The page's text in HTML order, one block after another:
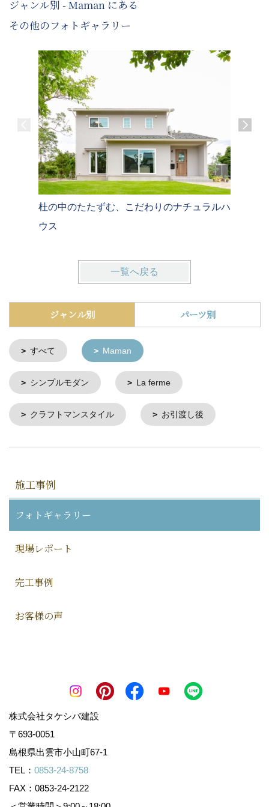
ジャンル別 - Maman にある
その他のフォトギャラリー
杜の中のたたずむ、こだわりのナチュラルハ
ウス
一覧へ戻る
ジャンル別 パーツ別
すべて Maman
シンプルモダン La ferme
クラフトマンスタイル お引渡し後
施工事例
フォトギャラリー
現場レポート
完工事例
お客様の声
株式会社タケシバ建設
〒693-0051
島根県出雲市小山町67-1
TEL： 0853-24-8758
FAX：0853-24-2122